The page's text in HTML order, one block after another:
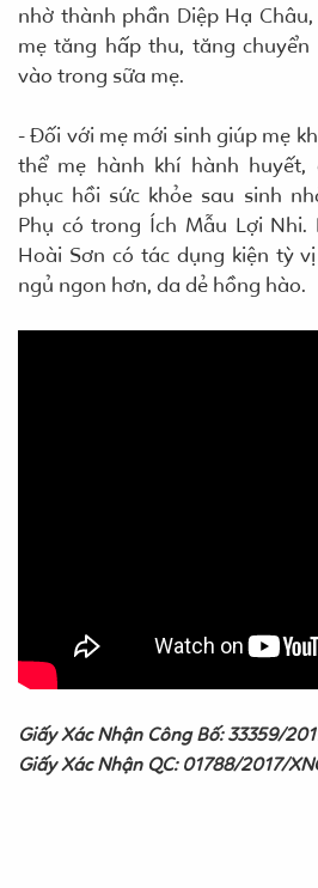
nhờ thành phần Diệp Hạ
mẹ tăng hấp thu, tăng
vào trong sữa mẹ.
- Đối với mẹ mới sinh giúp mẹ
thể mẹ hành khí hành huyết,
phục hồi sức khỏe sau sinh
Phụ có trong Ích Mẫu Lợi
Hoài Sơn có tác dụng kiện tỳ
ngủ ngon hơn, da dẻ hồng hào.
Giấy Xác Nhận Công Bố: 33359/
Giấy Xác Nhận QC: 01788/2017/